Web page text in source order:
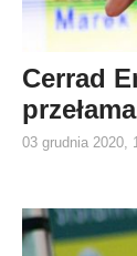
Cerrad
03 grudnia 2020,